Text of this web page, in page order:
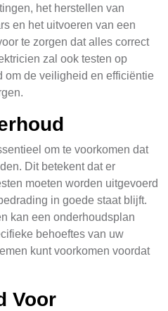
het herstellen van
en het uitvoeren van een
te zorgen dat alles correct
zal ook testen op
om de veiligheid en efficiëntie
om te voorkomen dat
Dit betekent dat er
moeten worden uitgevoerd
in goede staat blijft.
kan een onderhoudsplan
behoeftes van uw
kunt voorkomen voordat
Voor